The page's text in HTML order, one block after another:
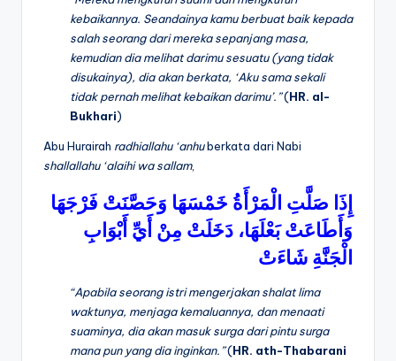
kebaikannya. Seandainya kamu berbuat baik kepada
salah seorang dari mereka sepanjang masa,
kemudian dia melihat darimu sesuatu (yang tidak
disukainya), dia akan berkata, ‘Aku sama sekali
tidak pernah melihat kebaikan darimu’.”(HR. al-
Bukhari)
Abu Hurairah radhiallahu ‘anhuberkata dari Nabi
shallallahu ‘alaihi wa sallam,
إِذَا صَلَّتِ الْمَرْأَةُ خَمْسَهَا وَحَصَّنَتْ فَرْجَهَا
وَأَطَاعَتْ بَعْلَهَا، دَخَلَتْ مِنْ أَيِّ أَبْوَابِ
الْجَنَّةِ شَاءَتْ
“Apabila seorang istri mengerjakan shalat lima
waktunya, menjaga kemaluannya, dan menaati
suaminya, dia akan masuk surga dari pintu surga
mana pun yang dia inginkan.”(HR. ath-Thabarani